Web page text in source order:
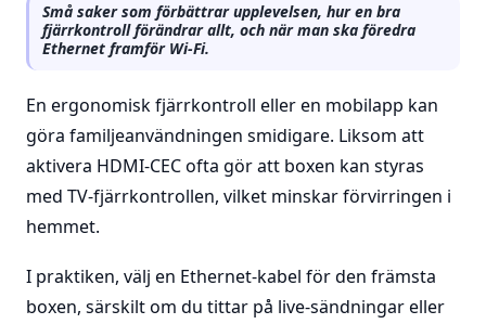
Små saker som förbättrar upplevelsen, hur en bra
fjärrkontroll förändrar allt, och när man ska föredra
Ethernet framför Wi-Fi.
En ergonomisk fjärrkontroll eller en mobilapp kan
göra familjeanvändningen smidigare. Liksom att
aktivera HDMI-CEC ofta gör att boxen kan styras
med TV-fjärrkontrollen, vilket minskar förvirringen i
hemmet.
I praktiken, välj en Ethernet-kabel för den främsta
boxen, särskilt om du tittar på live-sändningar eller